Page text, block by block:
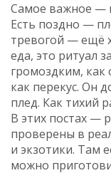
Самое важное —
Есть поздно —
тревогой — ещё
еда, это ритуал
громоздким, как
как перекус. Он
плед. Как тихий
В этих постах —
проверены в
и экзотики. Там
можно